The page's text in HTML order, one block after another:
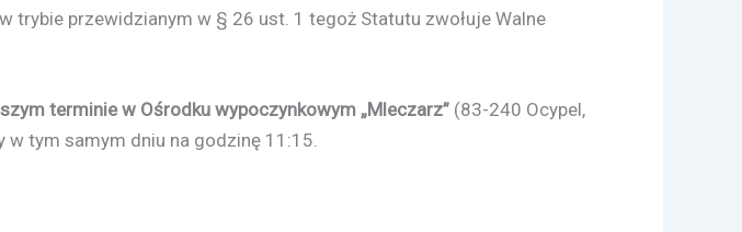
trybie przewidzianym w § 26 ust. 1 tegoż Statutu zwołuje Walne
terminie w Ośrodku wypoczynkowym „Mleczarz”(83-240 Ocypel,
tym samym dniu na godzinę 11:15.